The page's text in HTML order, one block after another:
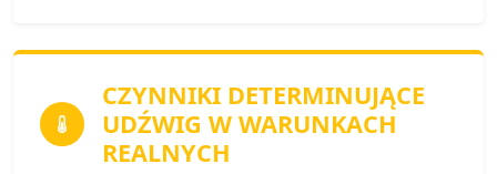
CZYNNIKI DETERMINUJĄCE
UDŹWIG W WARUNKACH
REALNYCH